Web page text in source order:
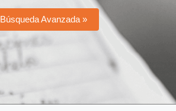
Búsqueda Avanzada »